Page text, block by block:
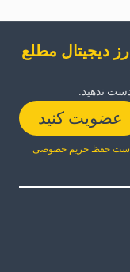
دیجیتال مطلع
دست ندهید.
عضویت کنید
حفظ حریم خصوصی